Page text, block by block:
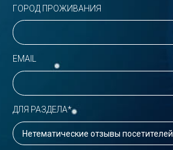
ГОРОД ПРОЖИВАНИЯ
EMAIL
ДЛЯ РАЗДЕЛА*